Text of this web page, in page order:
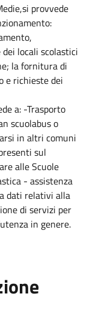
provvede
locali scolastici
la fornitura di
e richieste dei
a: -Trasporto
scuolabus o
in altri comuni
sul
alle Scuole
- assistenza
dati relativi alla
di servizi per
in genere.